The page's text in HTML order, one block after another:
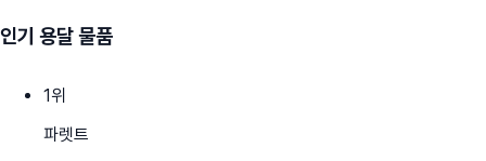
인기 용달 물품
1위
파렛트